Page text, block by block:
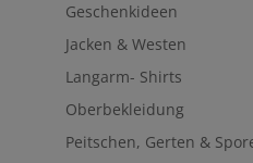
Geschenkideen
Jacken & Westen
Langarm- Shirts
Oberbekleidung
Peitschen, Gerten &